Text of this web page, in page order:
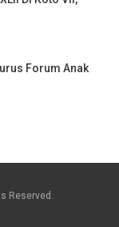
Forum Anak
Reserved.